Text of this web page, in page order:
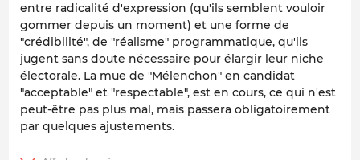
entre radicalité d'expression (qu'ils semblent vouloir
gommer depuis un moment) et une forme de
"crédibilité", de "réalisme" programmatique, qu'ils
jugent sans doute nécessaire pour élargir leur niche
électorale. La mue de "Mélenchon" en candidat
"acceptable" et "respectable", est en cours, ce qui n'est
peut-être pas plus mal, mais passera obligatoirement
par quelques ajustements.